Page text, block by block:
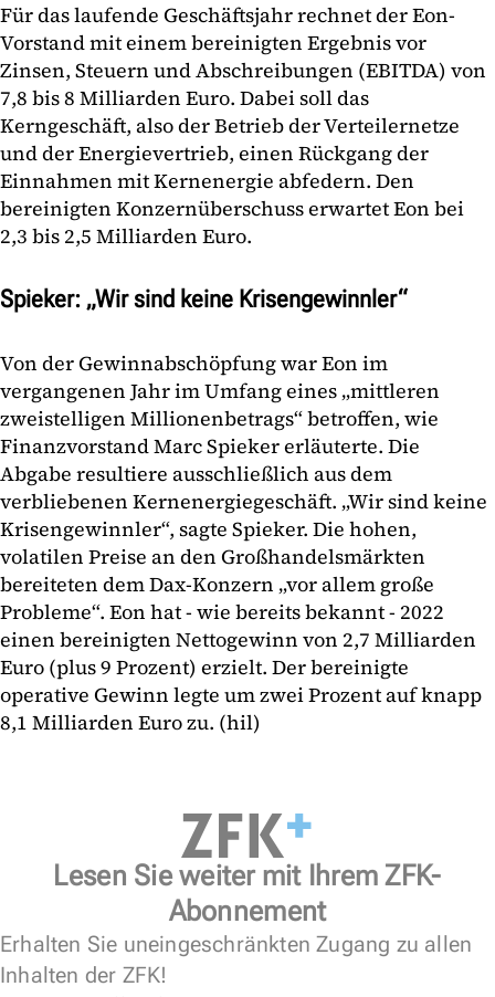
Für das laufende Geschäftsjahr rechnet der Eon-
Vorstand mit einem bereinigten Ergebnis vor
Zinsen, Steuern und Abschreibungen (EBITDA) von
7,8 bis 8 Milliarden Euro. Dabei soll das
Kerngeschäft, also der Betrieb der Verteilernetze
und der Energievertrieb, einen Rückgang der
Einnahmen mit Kernenergie abfedern. Den
bereinigten Konzernüberschuss erwartet Eon bei
2,3 bis 2,5 Milliarden Euro.
Spieker: „Wir sind keine Krisengewinnler“
Von der Gewinnabschöpfung war Eon im
vergangenen Jahr im Umfang eines „mittleren
zweistelligen Millionenbetrags“ betroffen, wie
Finanzvorstand Marc Spieker erläuterte. Die
Abgabe resultiere ausschließlich aus dem
verbliebenen Kernenergiegeschäft. „Wir sind keine
Krisengewinnler“, sagte Spieker. Die hohen,
volatilen Preise an den Großhandelsmärkten
bereiteten dem Dax-Konzern „vor allem große
Probleme“. Eon hat - wie bereits bekannt - 2022
einen bereinigten Nettogewinn von 2,7 Milliarden
Euro (plus 9 Prozent) erzielt. Der bereinigte
operative Gewinn legte um zwei Prozent auf knapp
8,1 Milliarden Euro zu. (hil)
Lesen Sie weiter mit Ihrem ZFK-
Abonnement
Erhalten Sie uneingeschränkten Zugang zu allen
Inhalten der ZFK!